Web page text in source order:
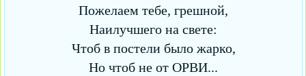
Пожелаем тебе, грешной,
Наилучшего на свете:
Чтоб в постели было жарко,
Но чтоб не от ОРВИ...